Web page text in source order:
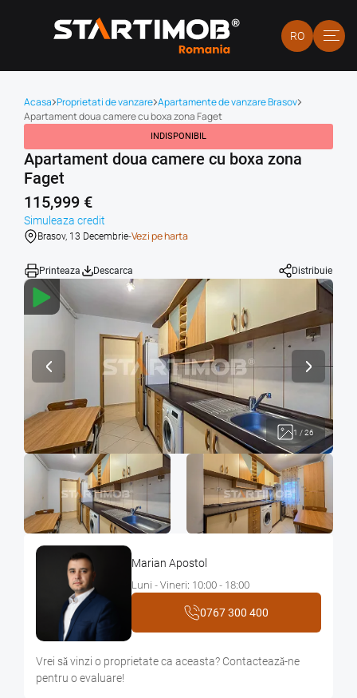
RO
Acasa Proprietati de vanzare Apartamente de vanzare Brasov
Apartament doua camere cu boxa zona Faget
INDISPONIBIL
Apartament doua camere cu boxa zona
Faget
115,999 €
Simuleaza credit
Brasov, 13 Decembrie-Vezi pe harta
Printeaza Descarca Distribuie
1 /26
Marian Apostol
Luni - Vineri: 10:00 - 18:00
0767 300 400
Vrei sǎ vinzi o proprietate ca aceasta? Contacteazǎ-ne
pentru o evaluare!